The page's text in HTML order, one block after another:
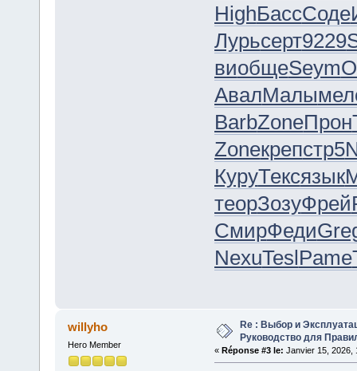
HighБассСоде
Лурьсерт9229
виобщеSeym
АвалМалы
BarbZoneПрон
Zoneкрепстр5
КуруТексязык
теорЗозуФрей
СмирФеди
NexuTeslPame
willyho
Hero Member
Re : Выбор и
Руководство для
« Réponse #3 le: Janvier 15, 2026,